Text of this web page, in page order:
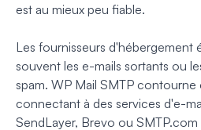
est au mieux peu fiable.
Les fournisseurs
souvent les e-mails sortants ou
spam. WP Mail SMTP contourne
connectant à des services d'e-
SendLayer, Brevo ou SMTP.com